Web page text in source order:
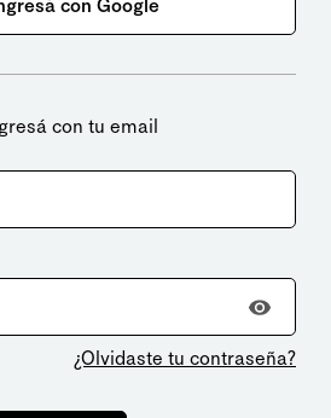
con Google
con tu email
¿Olvidaste tu contraseña?